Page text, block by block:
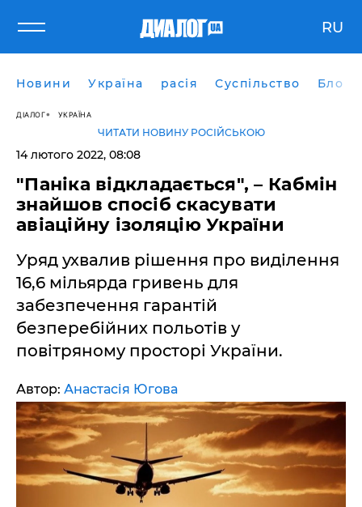
RU
Новини Україна расія Суспільство Блоги
ДІАЛОГ УКРАЇНА
ЧИТАТИ НОВИНУ РОСІЙСЬКОЮ
14 лютого 2022, 08:08
"Паніка відкладається", – Кабмін
знайшов спосіб скасувати
авіаційну ізоляцію України
Уряд ухвалив рішення про виділення
16,6 мільярда гривень для
забезпечення гарантій
безперебійних польотів у
повітряному просторі України.
Автор: Анастасія Югова